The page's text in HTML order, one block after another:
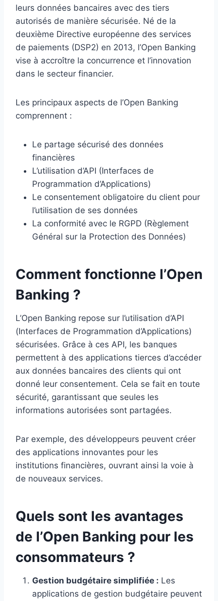
leurs données bancaires avec des tiers
autorisés de manière sécurisée. Né de la
deuxième Directive européenne des services
de paiements (DSP2) en 2013, l’Open Banking
vise à accroître la concurrence et l’innovation
dans le secteur financier.
Les principaux aspects de l’Open Banking
comprennent :
Le partage sécurisé des données
financières
L’utilisation d’API (Interfaces de
Programmation d’Applications)
Le consentement obligatoire du client pour
l’utilisation de ses données
La conformité avec le RGPD (Règlement
Général sur la Protection des Données)
Comment fonctionne l’Open
Banking ?
L’Open Banking repose sur l’utilisation d’API
(Interfaces de Programmation d’Applications)
sécurisées. Grâce à ces API, les banques
permettent à des applications tierces d’accéder
aux données bancaires des clients qui ont
donné leur consentement. Cela se fait en toute
sécurité, garantissant que seules les
informations autorisées sont partagées.
Par exemple, des développeurs peuvent créer
des applications innovantes pour les
institutions financières, ouvrant ainsi la voie à
de nouveaux services.
Quels sont les avantages
de l’Open Banking pour les
consommateurs ?
Gestion budgétaire simplifiée : Les
applications de gestion budgétaire peuvent